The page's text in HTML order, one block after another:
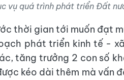
vụ quá trình phát triển Đất
thời gian tới muốn đạt
phát triển kinh tế -
tăng trưởng 2 con số
kéo dài thêm mà vấn